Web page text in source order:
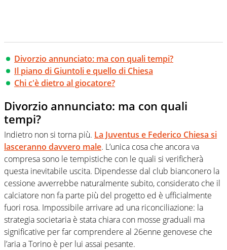
Divorzio annunciato: ma con quali tempi?
Il piano di Giuntoli e quello di Chiesa
Chi c'è dietro al giocatore?
Divorzio annunciato: ma con quali
tempi?
Indietro non si torna più. La Juventus e Federico Chiesa si
lasceranno davvero male. L’unica cosa che ancora va
compresa sono le tempistiche con le quali si verificherà
questa inevitabile uscita. Dipendesse dal club bianconero la
cessione avverrebbe naturalmente subito, considerato che il
calciatore non fa parte più del progetto ed è ufficialmente
fuori rosa. Impossibile arrivare ad una riconciliazione: la
strategia societaria è stata chiara con mosse graduali ma
significative per far comprendere al 26enne genovese che
l’aria a Torino è per lui assai pesante.